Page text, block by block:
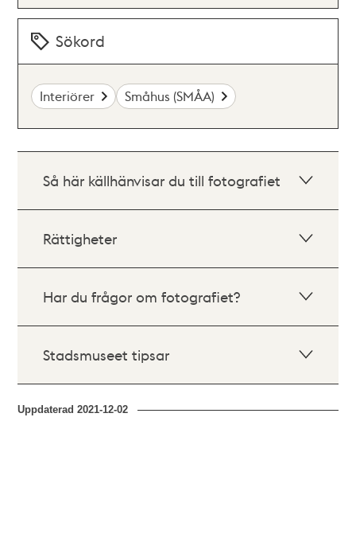
Sökord
Interiörer Småhus (SMÅA)
Så här källhänvisar du till fotografiet
Rättigheter
Har du frågor om fotografiet?
Stadsmuseet tipsar
Uppdaterad2021-12-02